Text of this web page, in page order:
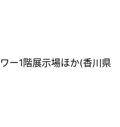
ー1階展示場ほか(香川県